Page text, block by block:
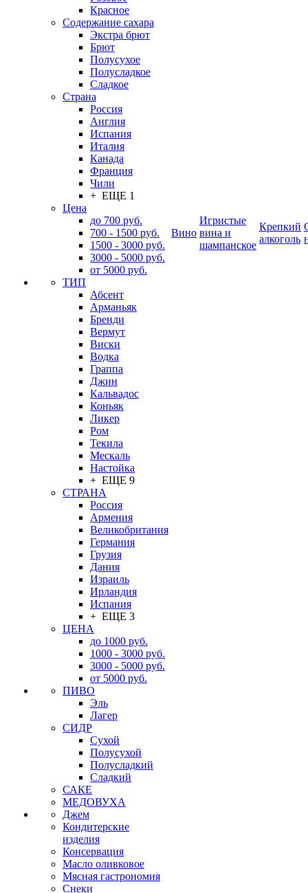
Красное
Содержание сахара
Экстра брют
Брют
Полусухое
Полусладкое
Сладкое
Страна
Россия
Англия
Испания
Италия
Канада
Франция
Чили
+ ЕЩЕ 1
Цена
до 700 руб.
700 - 1500 руб.
1500 - 3000 руб.
3000 - 5000 руб.
от 5000 руб.
ТИП
Абсент
Арманьяк
Бренди
Вермут
Виски
Водка
Граппа
Джин
Кальвадос
Коньяк
Ликер
Ром
Текила
Мескаль
Настойка
+ ЕЩЕ 9
СТРАНА
Россия
Армения
Великобритания
Германия
Грузия
Дания
Израиль
Ирландия
Испания
+ ЕЩЕ 3
ЦЕНА
до 1000 руб.
1000 - 3000 руб.
3000 - 5000 руб.
от 5000 руб.
ПИВО
Эль
Лагер
СИДР
Сухой
Полусухой
Полусладкий
Сладкий
САКЕ
МЕДОВУХА
Джем
Кондитерские
изделия
Консервация
Масло оливковое
Мясная гастрономия
Снеки
Вино
Игристые
вина и
шампанское
Крепкий
алкоголь